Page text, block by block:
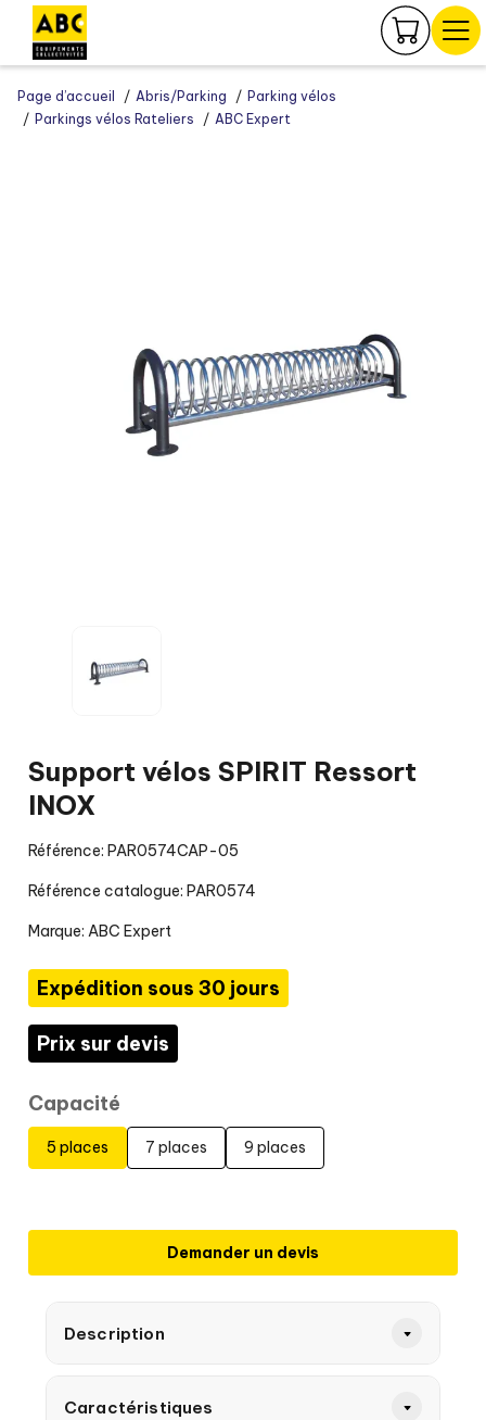
Page d’accueil Abris/Parking
Parking vélos
Parkings vélos Rateliers
ABC Expert
Support vélos SPIRIT Ressort
INOX
Référence: PAR0574CAP-05
Référence catalogue: PAR0574
Marque: ABC Expert
Expédition sous 30 jours
Prix sur devis
Capacité
5 places 7 places 9 places
Demander un devis
Description
Caractéristiques
Panneau de gestion des cookies